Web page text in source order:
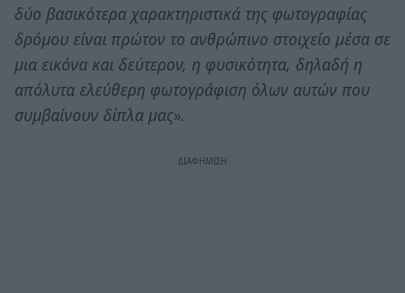
δύο βασικότερα χαρακτηριστικά της φωτογραφίας
δρόμου είναι πρώτον το ανθρώπινο στοιχείο μέσα σε
μια εικόνα και δεύτερον, η φυσικότητα, δηλαδή η
απόλυτα ελεύθερη φωτογράφιση όλων αυτών που
συμβαίνουν δίπλα μας».